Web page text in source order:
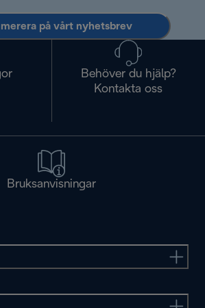
på vårt nyhetsbrev
Behöver du hjälp?
Kontakta oss
Bruksanvisningar